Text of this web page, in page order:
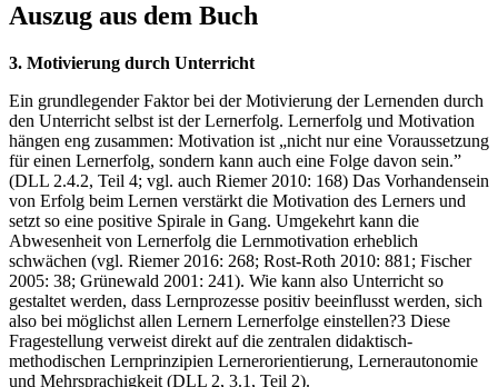
Auszug aus dem Buch
3. Motivierung durch Unterricht
Ein grundlegender Faktor bei der Motivierung der Lernenden durch
den Unterricht selbst ist der Lernerfolg. Lernerfolg und Motivation
hängen eng zusammen: Motivation ist „nicht nur eine Voraussetzung
für einen Lernerfolg, sondern kann auch eine Folge davon sein.”
(DLL 2.4.2, Teil 4; vgl. auch Riemer 2010: 168) Das Vorhandensein
von Erfolg beim Lernen verstärkt die Motivation des Lerners und
setzt so eine positive Spirale in Gang. Umgekehrt kann die
Abwesenheit von Lernerfolg die Lernmotivation erheblich
schwächen (vgl. Riemer 2016: 268; Rost-Roth 2010: 881; Fischer
2005: 38; Grünewald 2001: 241). Wie kann also Unterricht so
gestaltet werden, dass Lernprozesse positiv beeinflusst werden, sich
also bei möglichst allen Lernern Lernerfolge einstellen?3 Diese
Fragestellung verweist direkt auf die zentralen didaktisch-
methodischen Lernprinzipien Lernerorientierung, Lernerautonomie
und Mehrsprachigkeit (DLL 2, 3.1, Teil 2).